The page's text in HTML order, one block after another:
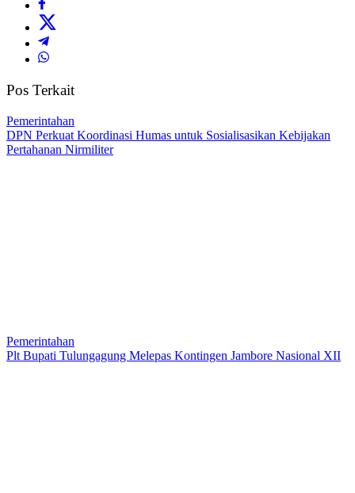
Pos Terkait
Pemerintahan
DPN Perkuat Koordinasi Humas untuk Sosialisasikan Kebijakan
Pertahanan Nirmiliter
Pemerintahan
Plt Bupati Tulungagung Melepas Kontingen Jambore Nasional XII